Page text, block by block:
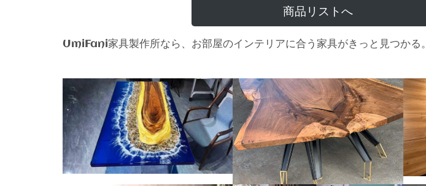
商品リストへ
UmiFani家具製作所なら、お部屋のインテリアに合う家具がきっと見つかる。